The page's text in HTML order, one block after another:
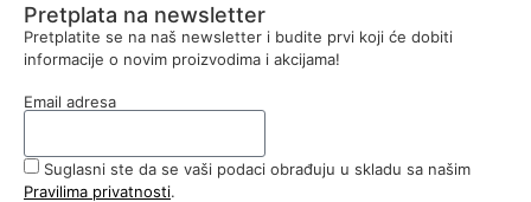
Pretplata na newsletter
Pretplatite se na naš newsletter i budite prvi koji će dobiti
informacije o novim proizvodima i akcijama!
Email adresa
Suglasni ste da se vaši podaci obrađuju u skladu sa našim
Pravilima privatnosti.